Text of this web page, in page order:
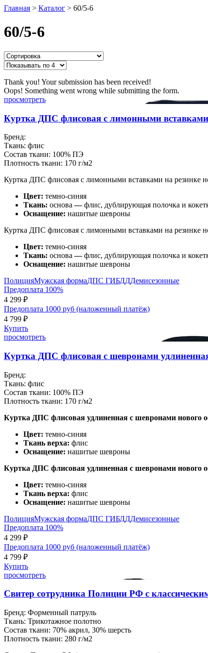
Главная > Каталог > 60/5-6
60/5-6
Thank you! Your submission has been received!
Oops! Something went wrong while submitting the form.
просмотреть
Куртка ДПС флисовая с лимонными
Бренд:
Ткань: флис
Состав ткани: 100% ПЭ
Плотность ткани: 170 г/м2
Куртка ДПС флисовая с лимонными вставками на резинке
Цвет: темно-синяя
Ткань: основа —флис, дублирующая полочка и
Оснащение: нашитые шевроны
Куртка ДПС флисовая с лимонными вставками на резинке
Цвет: темно-синяя
Ткань: основа —флис, дублирующая полочка и
Оснащение: нашитые шевроны
ПолицияМужская формаДПС ГИБДДДемисезонные
Предоплата 100%
4 299 ₽
Предоплата 1000 руб (наложенный платёж)
4 799 ₽
Купить
просмотреть
Куртка ДПС флисовая с шевронами
Бренд:
Ткань: флис
Состав ткани: 100% ПЭ
Плотность ткани: 170 г/м2
Куртка ДПС флисовая удлиненная с шевронами нового
Цвет: темно-синяя
Ткань верха: флис
Оснащение: нашитые шевроны
Куртка ДПС флисовая удлиненная с шевронами нового
Цвет: темно-синяя
Ткань верха: флис
Оснащение: нашитые шевроны
ПолицияМужская формаДПС ГИБДДДемисезонные
Предоплата 100%
4 299 ₽
Предоплата 1000 руб (наложенный платёж)
4 799 ₽
Купить
просмотреть
Свитер сотрудника Полиции РФ с
Бренд: Форменный патруль
Ткань: Трикотажное полотно
Состав ткани: 70% акрил, 30% шерсть
Плотность ткани: 280 г/м2